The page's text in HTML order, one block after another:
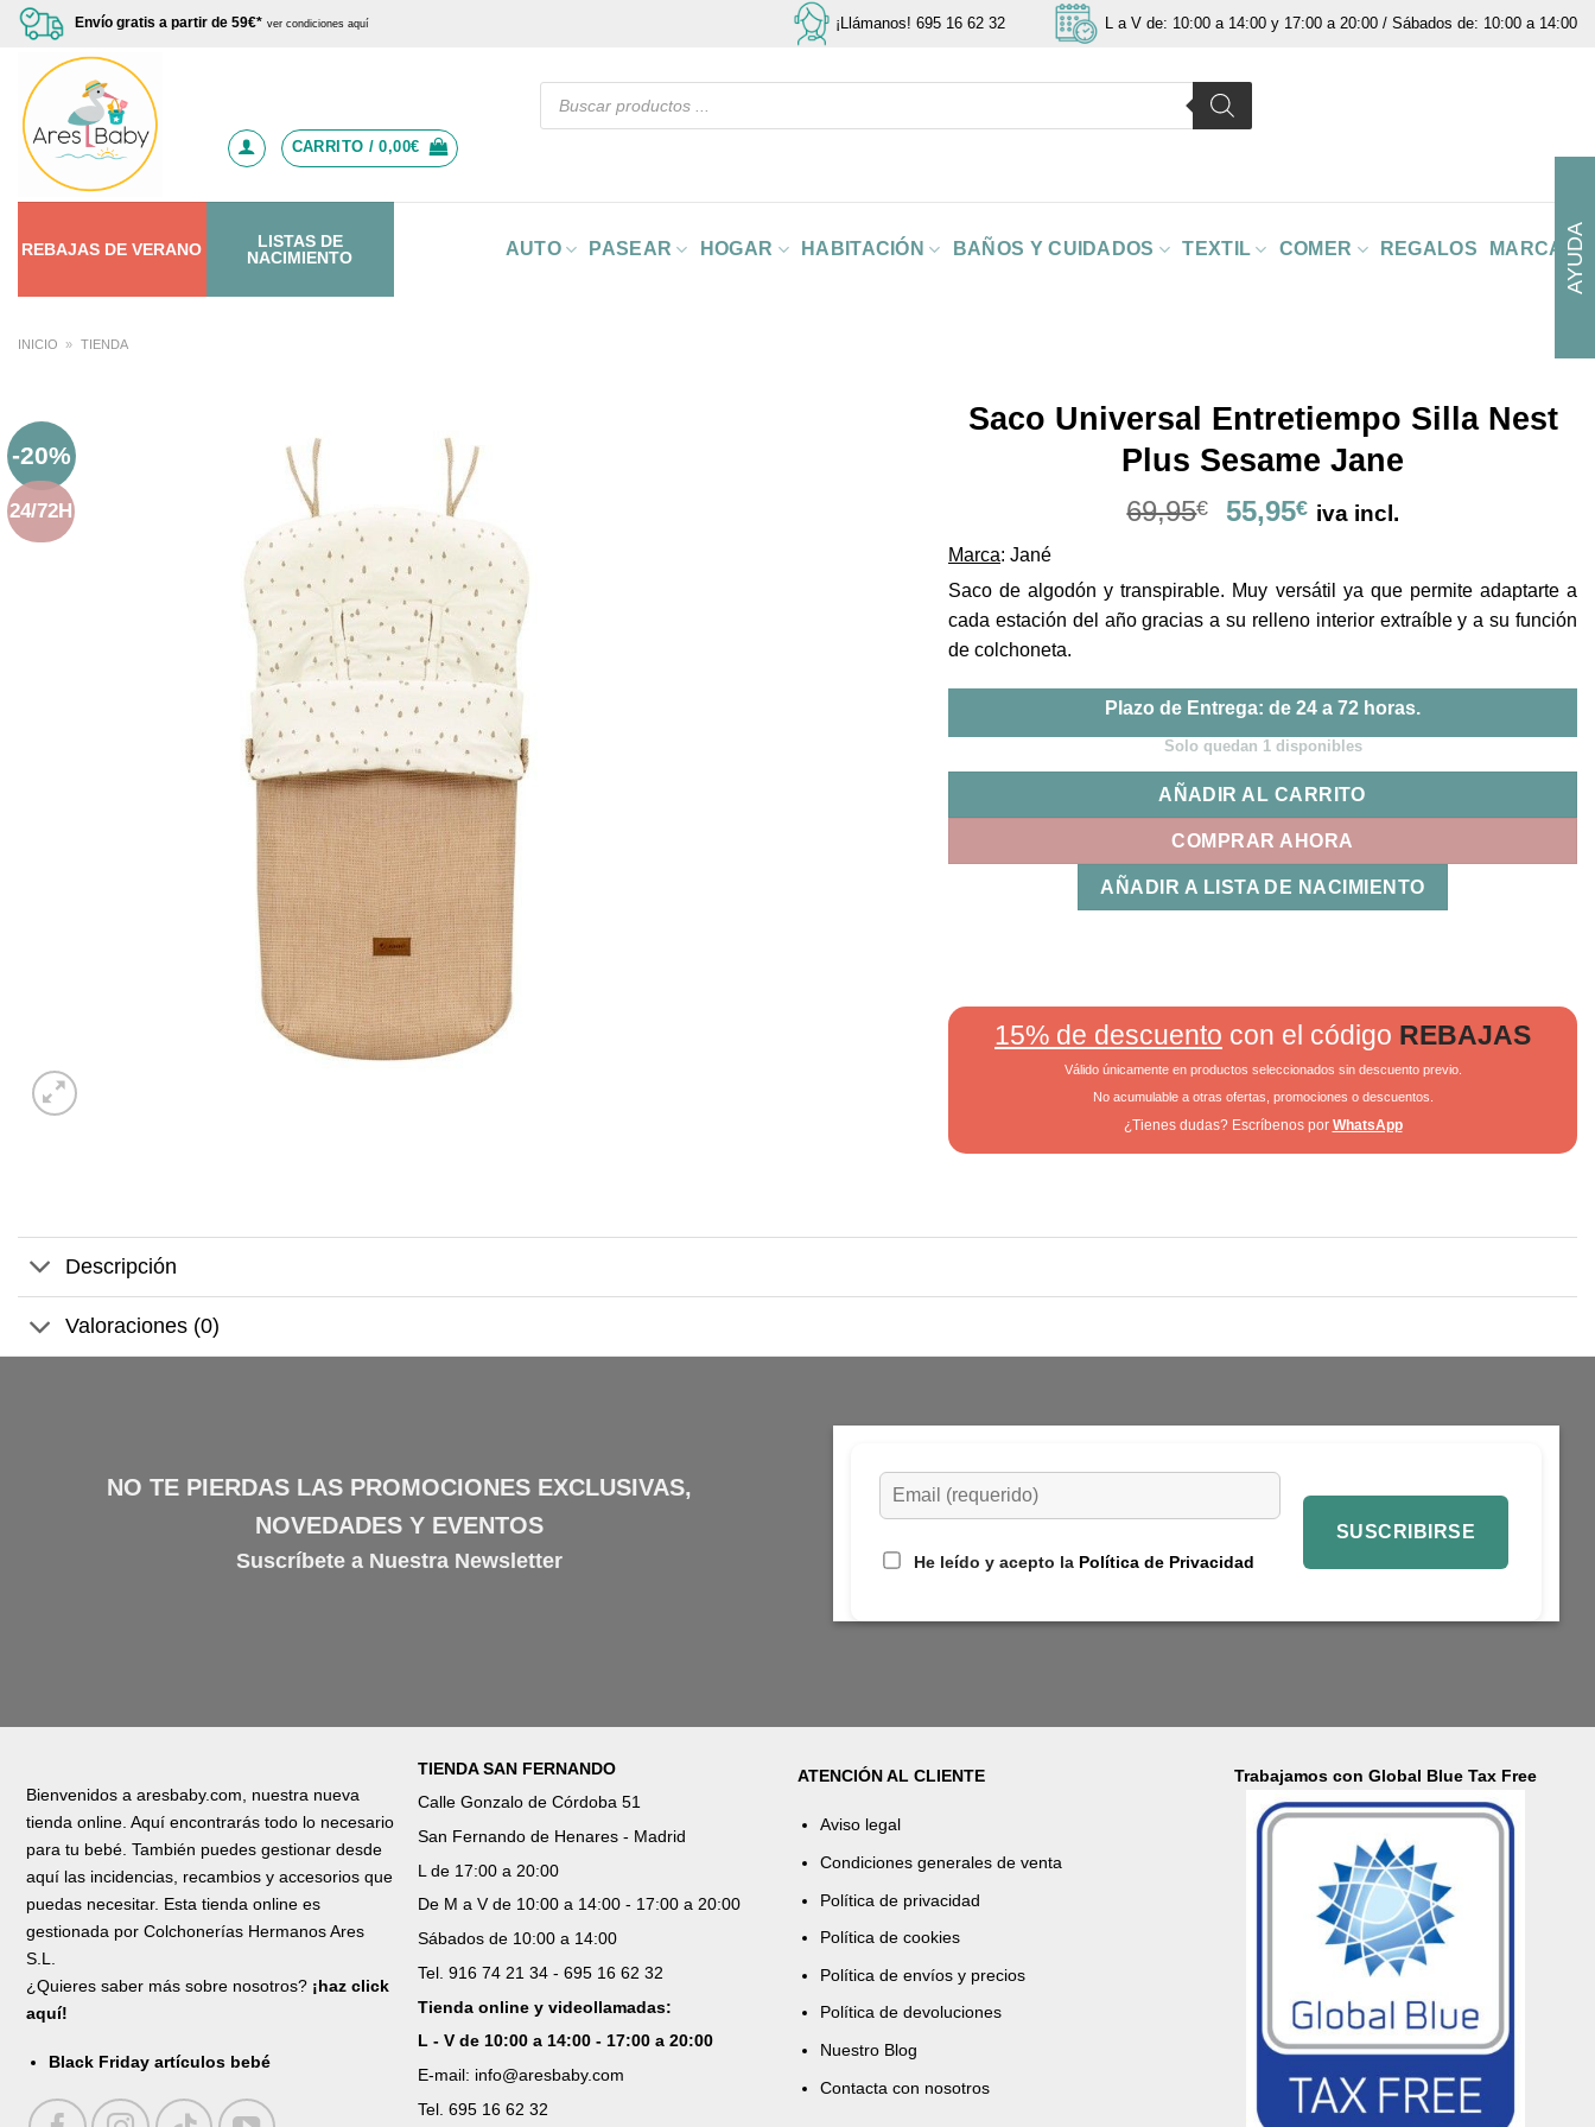
Saltar
contenido
Envío gratis a partir de 59€* ver condiciones aquí ¡Llámanos! 695 16 62 32 L a V de: 10:00 a 14:00 y 17:00 a 20:00 / Sábados de: 10:00 a 14:00
Búsqueda
CARRITO /0,00€
REBAJAS DEVERANO
LISTAS DE
NACIMIENTO
AUTO PASEAR HOGAR HABITACIÓN BAÑOS Y CUIDADOS TEXTIL COMER REGALOS MARCAS
INICIO » TIENDA
-20%
24/72H
Saco Universal Entretiempo Silla Nest
Plus Sesame Jane
69,95€
El
era:
69,95€.
55,95€El
es:
55,95€.
iva incl.
Marca: Jané
Saco de algodón y transpirable. Muy versátil ya que permite adaptarte a
cada estación del año gracias a su relleno interior extraíble y a su función
de colchoneta.
Plazo de Entrega: de 24 a 72 horas.
Solo quedan 1 disponibles
AÑADIR AL CARRITO
COMPRAR AHORA
AÑADIR A LISTA DE NACIMIENTO
15% de descuento con el código REBAJAS
Válido únicamente en productos seleccionados sin descuento previo.
No acumulable a otras ofertas, promociones o descuentos.
¿Tienes dudas? Escríbenos por WhatsApp
Descripción
Valoraciones (0)
NO TE PIERDAS LAS PROMOCIONES EXCLUSIVAS,
NOVEDADES Y EVENTOS
Suscríbete a Nuestra Newsletter He leído y acepto la Política de Privacidad
Bienvenidos a aresbaby.com, nuestra nueva
tienda online. Aquí encontrarás todo lo necesario
para tu bebé. También puedes gestionar desde
aquí las incidencias, recambios y accesorios que
puedas necesitar. Esta tienda online es
gestionada por Colchonerías Hermanos Ares
S.L.
¿Quieres saber más sobre nosotros? ¡haz click
aquí!
Black Friday artículos bebé
TIENDA SAN FERNANDO
Calle Gonzalo de Córdoba 51
San Fernando de Henares - Madrid
L de 17:00 a 20:00
De M a V de 10:00 a 14:00 - 17:00 a 20:00
Sábados de 10:00 a 14:00
Tel. 916 74 21 34 - 695 16 62 32
Tienda online y videollamadas:
L - V de 10:00 a 14:00 - 17:00 a 20:00
E-mail: info@aresbaby.com
Tel. 695 16 62 32
ATENCIÓN AL CLIENTE
Aviso legal
Condiciones generales de venta
Política de privacidad
Política de cookies
Política de envíos y precios
Política de devoluciones
Nuestro Blog
Contacta con nosotros
Trabajamos con Global Blue Tax Free
AYUDA